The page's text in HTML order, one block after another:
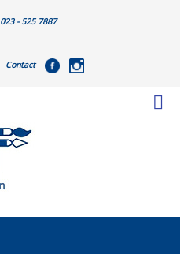
023 - 525 7887
Contact